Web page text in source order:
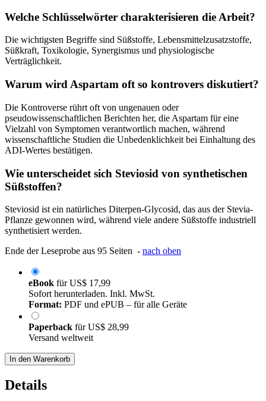
Welche Schlüsselwörter charakterisieren die Arbeit?
Die wichtigsten Begriffe sind Süßstoffe, Lebensmittelzusatzstoffe,
Süßkraft, Toxikologie, Synergismus und physiologische
Verträglichkeit.
Warum wird Aspartam oft so kontrovers diskutiert?
Die Kontroverse rührt oft von ungenauen oder
pseudowissenschaftlichen Berichten her, die Aspartam für eine
Vielzahl von Symptomen verantwortlich machen, während
wissenschaftliche Studien die Unbedenklichkeit bei Einhaltung des
ADI-Wertes bestätigen.
Wie unterscheidet sich Steviosid von synthetischen
Süßstoffen?
Steviosid ist ein natürliches Diterpen-Glycosid, das aus der Stevia-
Pflanze gewonnen wird, während viele andere Süßstoffe industriell
synthetisiert werden.
Ende der Leseprobe aus 95 Seiten - nach oben
eBook fürUS$ 17,99
Sofort herunterladen. Inkl. MwSt.
Format: PDF und ePUB – für alle Geräte
Paperback fürUS$ 28,99
Versand weltweit
In den Warenkorb
Details